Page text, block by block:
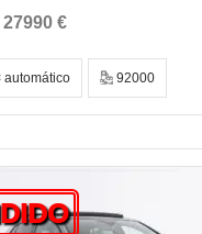
27990 €
automático 92000